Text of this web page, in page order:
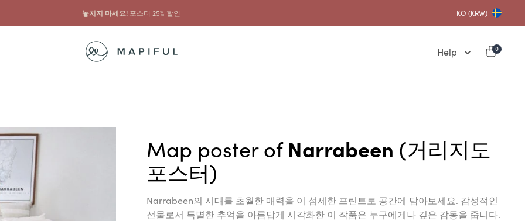
놓치지 마세요! 포스터 25% 할인 KO (KRW)
Help 0
Map poster ofNarrabeen (거리지도
포스터)
Narrabeen의 시대를 초월한 매력을 이 섬세한 프린트로 공간에 담아보세요. 감성적인
선물로서 특별한 추억을 아름답게 시각화한 이 작품은 누구에게나 깊은 감동을 줍니다.